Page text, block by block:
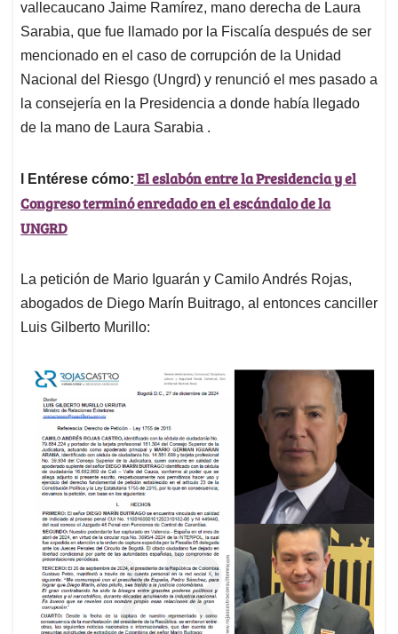
vallecaucano Jaime Ramírez, mano derecha de Laura
Sarabia, que fue llamado por la Fiscalía después de ser
mencionado en el caso de corrupción de la Unidad
Nacional del Riesgo (Ungrd) y renunció el mes pasado a
la consejería en la Presidencia a donde había llegado
de la mano de Laura Sarabia .
l Entérese cómo: El eslabón entre la Presidencia y el
Congreso terminó enredado en el escándalo de la
UNGRD
La petición de Mario Iguarán y Camilo Andrés Rojas,
abogados de Diego Marín Buitrago, al entonces canciller
Luis Gilberto Murillo: